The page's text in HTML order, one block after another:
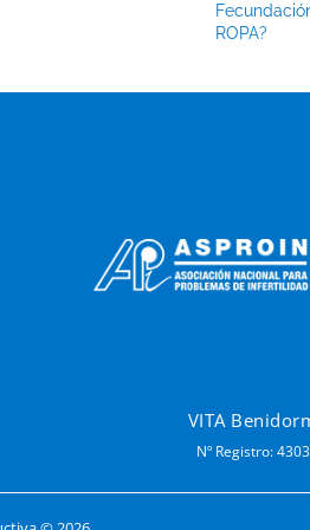
ROPA?
VITA
Nº Registro: 4303